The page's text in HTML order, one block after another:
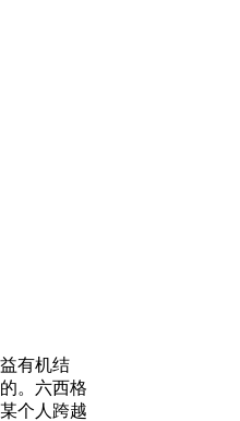
有机结
。六西格
个人跨越